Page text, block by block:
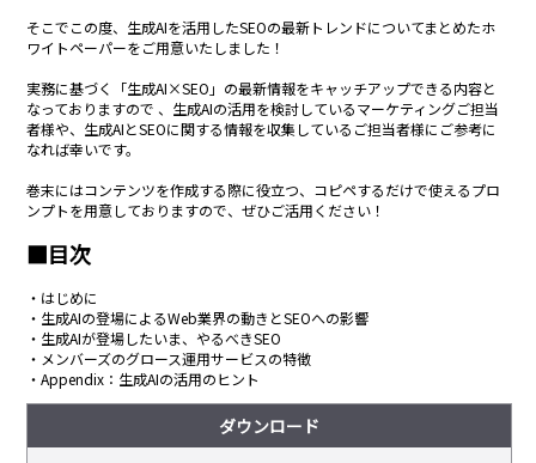
そこでこの度、生成AIを活用したSEOの最新トレンドについてまとめたホ
ワイトペーパーをご用意いたしました！
実務に基づく「生成AI×SEO」の最新情報をキャッチアップできる内容と
なっておりますので 、生成AIの活用を検討しているマーケティングご担当
者様や、生成AIとSEOに関する情報を収集しているご担当者様にご参考に
なれば幸いです。
巻末にはコンテンツを作成する際に役立つ、コピペするだけで使えるプロ
ンプトを用意しておりますので、ぜひご活用ください！
■目次
・はじめに
・生成AIの登場によるWeb業界の動きとSEOへの影響
・生成AIが登場したいま、やるべきSEO
・メンバーズのグロース運用サービスの特徴
・Appendix：生成AIの活用のヒント
ダウンロード